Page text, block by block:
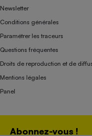
Abonnez-vous !
Newsletter
Conditions générales
Paramétrer les traceurs
Questions fréquentes
Droits de reproduction et de
Mentions légales
Panel
Association indépendante de
distributeurs depuis 1951.